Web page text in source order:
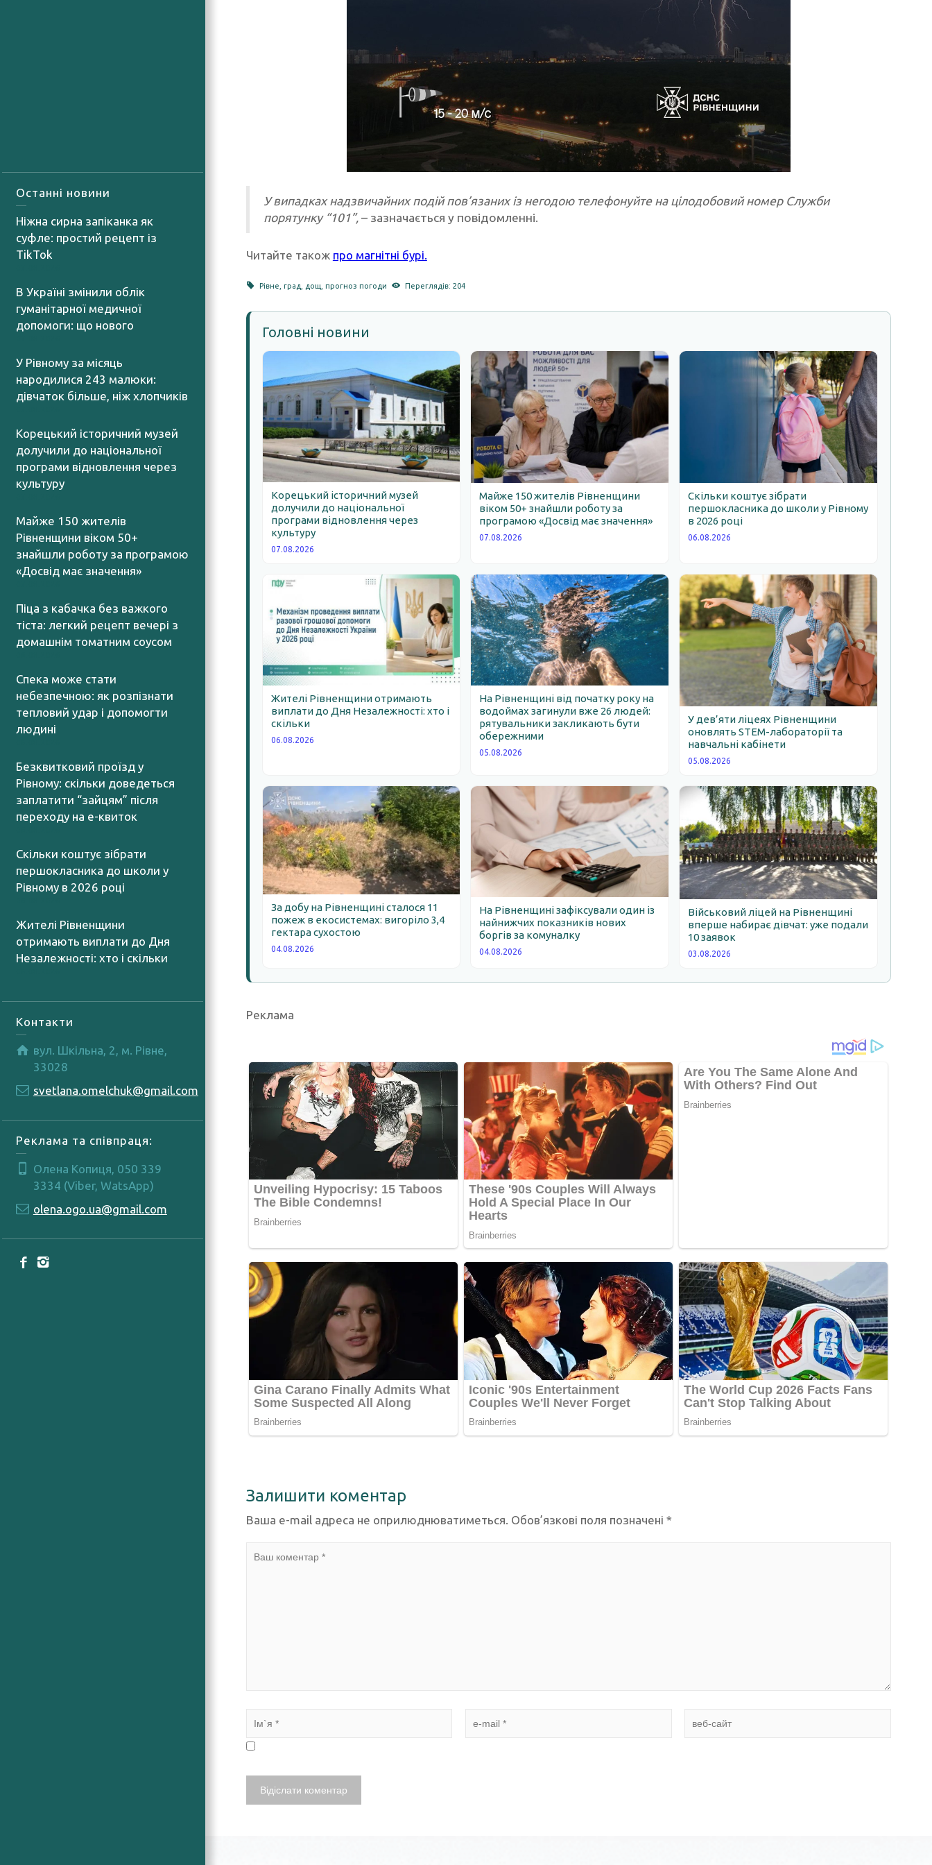
Останні новини
Ніжна сирна запіканка як
суфле: простий рецепт із
TikTok
В Україні змінили облік
гуманітарної медичної
допомоги: що нового
У Рівному за місяць
народилися 243 малюки:
дівчаток більше, ніж хлопчиків
Корецький історичний музей
долучили до національної
програми відновлення через
культуру
Майже 150 жителів
Рівненщини віком 50+
знайшли роботу за програмою
«Досвід має значення»
Піца з кабачка без важкого
тіста: легкий рецепт вечері з
домашнім томатним соусом
Спека може стати
небезпечною: як розпізнати
тепловий удар і допомогти
людині
Безквитковий проїзд у
Рівному: скільки доведеться
заплатити “зайцям” після
переходу на е-квиток
Скільки коштує зібрати
першокласника до школи у
Рівному в 2026 році
Жителі Рівненщини
отримають виплати до Дня
Незалежності: хто і скільки
Контакти
вул. Шкільна, 2, м. Рівне,
33028
svetlana.omelchuk@gmail.com
Реклама та співпраця:
Олена Копиця, 050 339
3334 (Viber, WatsApp)
olena.ogo.ua@gmail.com
У випадках надзвичайних подій пов’язаних із негодою телефонуйте на цілодобовий номер Служби
порятунку “101”, – зазначається у повідомленні.
Читайте також про магнітні бурі.
Рівне ,град дощ ,прогноз погоди Переглядів: 204
Головні новини
Корецький історичний музей
долучили до національної
програми відновлення через
культуру
07.08.2026
Майже 150 жителів Рівненщини
віком 50+ знайшли роботу за
програмою «Досвід має значення»
07.08.2026
Скільки коштує зібрати
першокласника до школи у Рівному
в 2026 році
06.08.2026
Жителі Рівненщини отримають
виплати до Дня Незалежності: хто і
скільки
06.08.2026
На Рівненщині від початку року на
водоймах загинули вже 26 людей:
рятувальники закликають бути
обережними
05.08.2026
У дев’яти ліцеях Рівненщини
оновлять STEM-лабораторії та
навчальні кабінети
05.08.2026
За добу на Рівненщині сталося 11
пожеж в екосистемах: вигоріло 3,4
гектара сухостою
04.08.2026
На Рівненщині зафіксували один із
найнижчих показників нових
боргів за комуналку
04.08.2026
Військовий ліцей на Рівненщині
вперше набирає дівчат: уже подали
10 заявок
03.08.2026
Реклама
Залишити коментар
Ваша e-mail адреса не оприлюднюватиметься. Обов’язкові поля позначені *